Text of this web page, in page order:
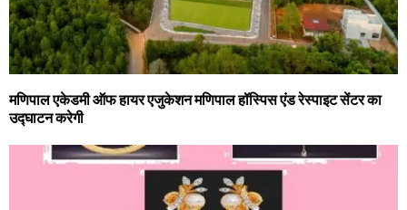
मणिपाल एकेडमी ऑफ हायर एजुकेशन मणिपाल हॉस्पिस एंड रेस्पाइट सेंटर का
उद्घाटन करेगी